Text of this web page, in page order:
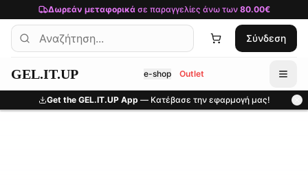
Μετάβαση στο κύριο περιεχόμενο
Δωρεάν μεταφορικάσε παραγγελίες άνω των 80.00€
Σύνδεση
GEL.IT.UP e-shop Outlet
Get the GEL.IT.UP App — Κατέβασε την εφαρμογή μας!